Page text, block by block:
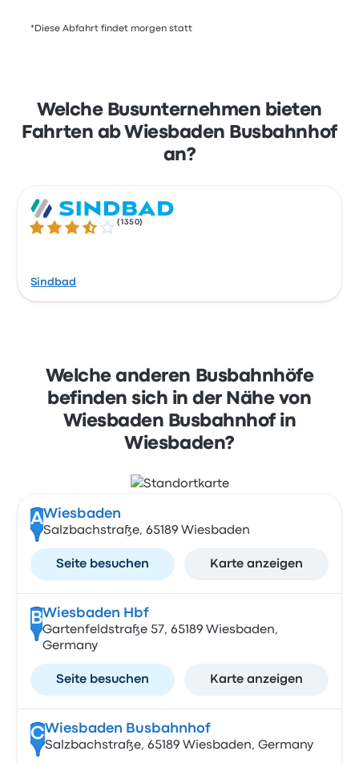
*Diese Abfahrt findet morgen statt
Welche Busunternehmen bieten
Fahrten ab Wiesbaden Busbahnhof
an?
3.6 von 5 Sternen
(1350)
Sindbad
Welche anderen Busbahnhöfe
befinden sich in der Nähe von
Wiesbaden Busbahnhof in
Wiesbaden?
AWiesbaden
Salzbachstraße, 65189 Wiesbaden
Seite besuchen Karte anzeigen
BWiesbaden Hbf
Gartenfeldstraße 57, 65189 Wiesbaden,
Germany
Seite besuchen Karte anzeigen
CWiesbaden Busbahnhof
Salzbachstraße, 65189 Wiesbaden, Germany